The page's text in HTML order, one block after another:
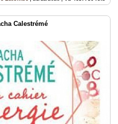
Calestrémé